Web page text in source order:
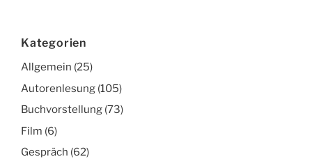
Kategorien
Allgemein (25)
Autorenlesung (105)
Buchvorstellung (73)
Film (6)
Gespräch (62)